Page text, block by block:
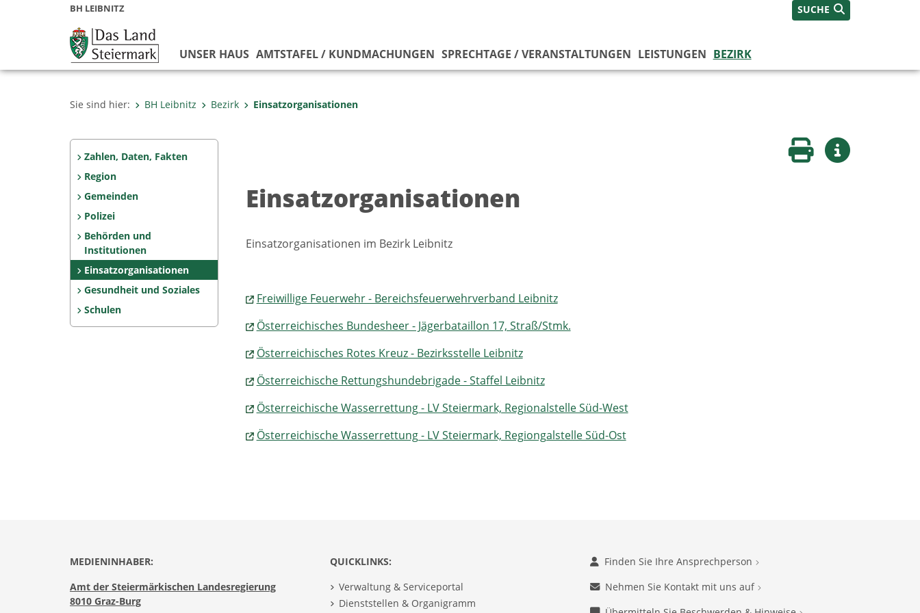
BH LEIBNITZ SUCHE
UNSER HAUS AMTSTAFEL / KUNDMACHUNGEN SPRECHTAGE / VERANSTALTUNGEN LEISTUNGEN BEZIRK
Sie sind hier: BH Leibnitz Bezirk Einsatzorganisationen
Zahlen, Daten, Fakten
Region
Gemeinden
Polizei
Behörden und
Institutionen
Einsatzorganisationen
Gesundheit und Soziales
Schulen
Seite druckenWeitere Infos
Einsatzorganisationen
Einsatzorganisationen im Bezirk Leibnitz
Freiwillige Feuerwehr - Bereichsfeuerwehrverband Leibnitz
Österreichisches Bundesheer - Jägerbataillon 17, Straß/Stmk.
Österreichisches Rotes Kreuz - Bezirksstelle Leibnitz
Österreichische Rettungshundebrigade - Staffel Leibnitz
Österreichische Wasserrettung - LV Steiermark, Regionalstelle Süd-West
Österreichische Wasserrettung - LV Steiermark, Regiongalstelle Süd-Ost
MEDIENINHABER:
Amt der Steiermärkischen Landesregierung
8010 Graz-Burg
QUICKLINKS:
Verwaltung & Serviceportal
Dienststellen & Organigramm
Finden Sie Ihre Ansprechperson
Nehmen Sie Kontakt mit uns auf